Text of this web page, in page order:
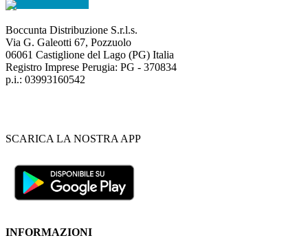
Boccunta Distribuzione S.r.l.s.
Via G. Galeotti 67, Pozzuolo
06061 Castiglione del Lago (PG) Italia
Registro Imprese Perugia: PG - 370834
p.i.: 03993160542
SCARICA LA NOSTRA APP
INFORMAZIONI